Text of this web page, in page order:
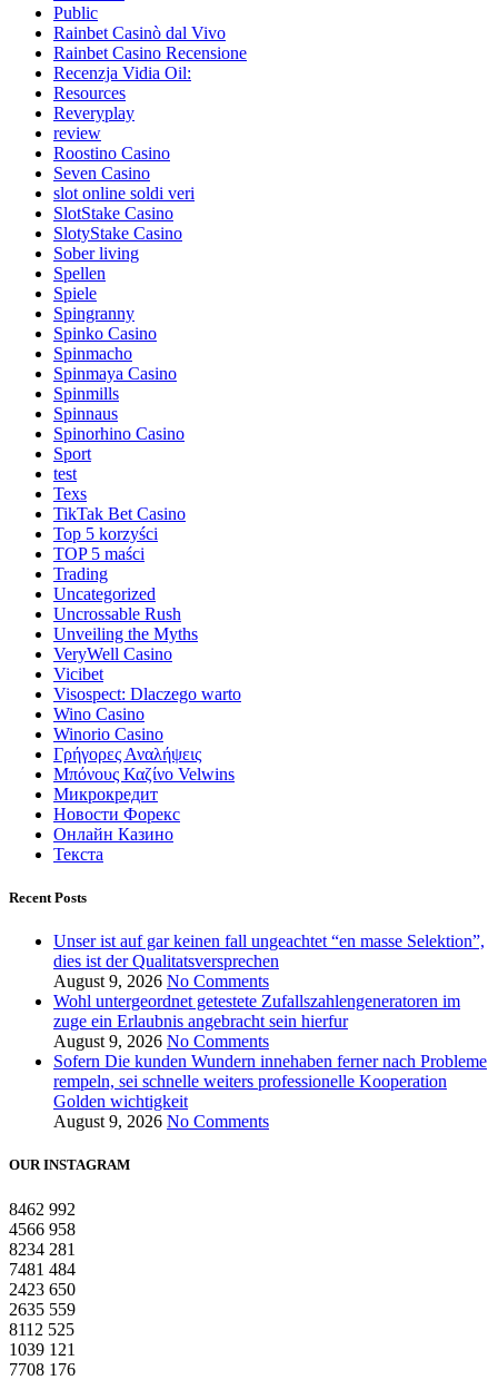
Public
Rainbet Casinò dal Vivo
Rainbet Casino Recensione
Recenzja Vidia Oil:
Resources
Reveryplay
review
Roostino Casino
Seven Casino
slot online soldi veri
SlotStake Casino
SlotyStake Casino
Sober living
Spellen
Spiele
Spingranny
Spinko Casino
Spinmacho
Spinmaya Casino
Spinmills
Spinnaus
Spinorhino Casino
Sport
test
Texs
TikTak Bet Casino
Top 5 korzyści
TOP 5 maści
Trading
Uncategorized
Uncrossable Rush
Unveiling the Myths
VeryWell Casino
Vicibet
Visospect: Dlaczego warto
Wino Casino
Winorio Casino
Γρήγορες Αναλήψεις
Μπόνους Καζίνο Velwins
Микрокредит
Новости Форекс
Онлайн Казино
Текста
Recent Posts
Unser ist auf gar keinen fall ungeachtet “en masse Selektion”,
dies ist der Qualitatsversprechen
August 9, 2026 No Comments
Wohl untergeordnet getestete Zufallszahlengeneratoren im
zuge ein Erlaubnis angebracht sein hierfur
August 9, 2026 No Comments
Sofern Die kunden Wundern innehaben ferner nach Probleme
rempeln, sei schnelle weiters professionelle Kooperation
Golden wichtigkeit
August 9, 2026 No Comments
OUR INSTAGRAM
8462 992
4566 958
8234 281
7481 484
2423 650
2635 559
8112 525
1039 121
7708 176